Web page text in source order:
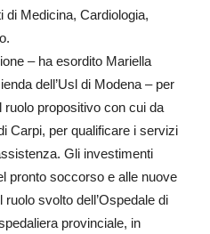
di Medicina, Cardiologia,
– ha esordito Mariella
dell’Usl di Modena – per
ruolo propositivo con cui da
Carpi, per qualificare i servizi
Gli investimenti
pronto soccorso e alle nuove
svolto dell’Ospedale di
provinciale, in